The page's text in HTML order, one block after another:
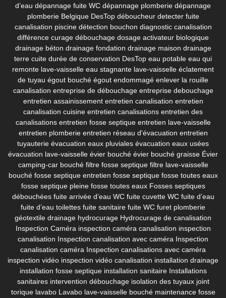
d’eau dépannage fuite WC dépannage plomberie dépannage
plomberie Belgique DesTop déboucheur detecter fuite
canalisation piscine détection bouchon diagnostic canalisation
différence curage débouchage dosage activateur biologique
drainage béton drainage fondation drainage maison drainage
terre cuite durée de conservation DesTop eau potable eau qui
remonte lave-vaisselle eau stagnante lave-vaisselle éclatement
de tuyau égout bouché égout endommagé enlever la rouille
canalisation entreprise de débouchage entreprise debouchage
entretien assainissement entretien canalisation entretien
canalisation cuisine entretien canalisations entretien des
canalisations entretien fosse septique entretien lave-vaisselle
entretien plomberie entretien réseau d'évacuation entretien
tuyauterie évacuation eaux pluviales évacuation eaux usées
évacuation lave-vaisselle évier bouché évier bouché graisse Évier
camping-car bouché filtre fosse septique filtre lave-vaisselle
bouché fosse septique entretien fosse septique fosse toutes eaux
fosse septique pleine fosse toutes eaux Fosses septiques
débouchées fuite arrivée d’eau WC fuite cuvette WC fuite d’eau
fuite d’eau toilettes fuite sanitaire fuite WC furet plomberie
géotextile drainage hydrocurage Hydrocurage de canalisation
Inspection Caméra inspection caméra canalisation inspection
canalisation Inspection canalisation avec caméra Inspection
canalisation caméra Inspection canalisations avec caméra
inspection vidéo inspection vidéo canalisation installation drainage
installation fosse septique installation sanitaire Installations
sanitaires intervention débouchage isolation des tuyaux joint
torique lavabo Lavabo lave-vaisselle bouché maintenance fosse